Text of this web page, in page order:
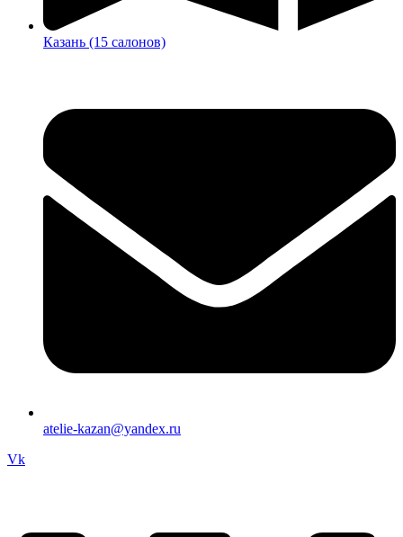
Казань (15 салонов)
atelie-kazan@yandex.ru
Vk